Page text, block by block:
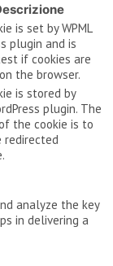
is set by WPML
plugin and is
if cookies are
the browser.
is stored by
plugin. The
the cookie is to
redirected
analyze the key
in delivering a